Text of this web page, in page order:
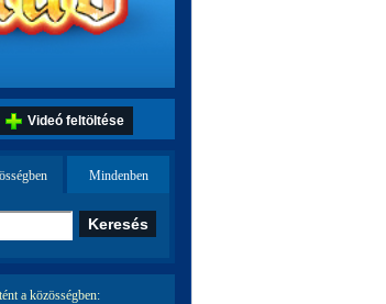
Videó feltöltése
Mindenben
a közösségben: